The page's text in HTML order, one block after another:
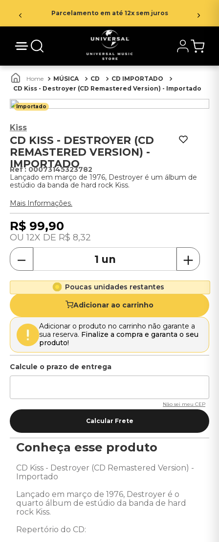
Parcelamento em até 12x sem juros
MÚSICA CD
CD IMPORTADO
CD Kiss - Destroyer (CD Remastered Version) - Importado
Importado
Kiss
CD KISS - DESTROYER (CD
REMASTERED VERSION) -
IMPORTADO
: 00073145323782
Lançado em março de 1976, Destroyer é um álbum de
estúdio da banda de hard rock Kiss.
Mais Informações.
R$ 99,90
12 R$ 8,32
＋
－
Poucas unidades restantes
Adicionar ao carrinho
Adicionar o produto no carrinho não garante a
sua reserva. Finalize a compra e garanta o seu
produto!
Não sei meu CEP
Conheça esse produto
CD Kiss - Destroyer (CD Remastered Version) -
Importado
Lançado em março de 1976, Destroyer é o
quarto álbum de estúdio da banda de hard
rock Kiss.
Repertório do CD: